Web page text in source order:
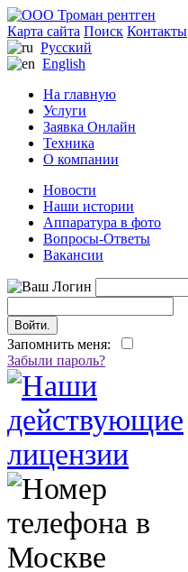
Карта сайта Поиск Контакты
Русский
English
На главную
Услуги
Заявка Онлайн
Техника
О компании
Новости
Наши истории
Аппаратура в фото
Вопросы-Ответы
Вакансии
Запомнить меня:
Забыли пароль?